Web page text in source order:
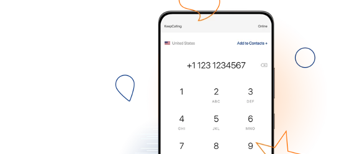
Identifiez-vous ou